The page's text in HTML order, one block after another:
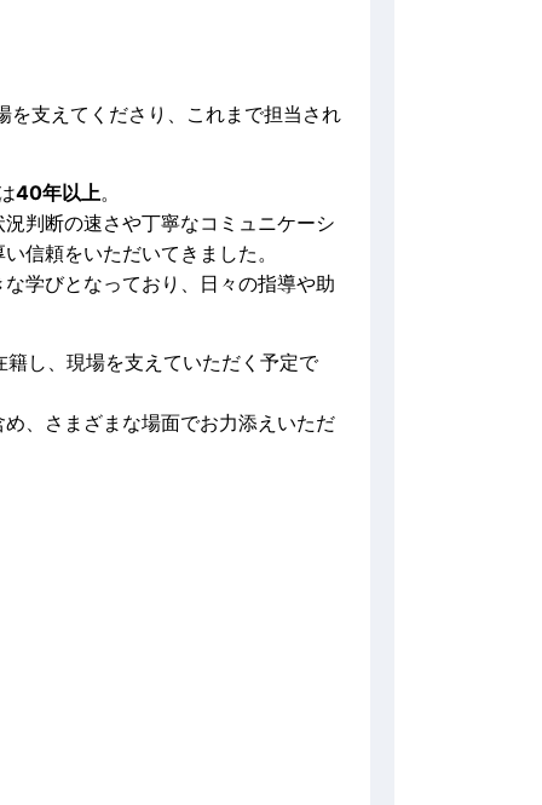
支えてくださり、これまで担当され
40年以上。
判断の速さや丁寧なコミュニケーシ
信頼をいただいてきました。
学びとなっており、日々の指導や助
し、現場を支えていただく予定で
、さまざまな場面でお力添えいただ